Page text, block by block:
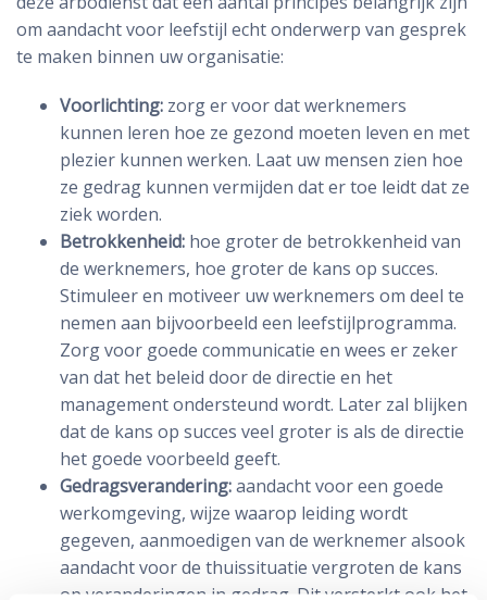
om aandacht voor leefstijl echt onderwerp van gesprek
te maken binnen uw organisatie:
Voorlichting: zorg er voor dat werknemers
kunnen leren hoe ze gezond moeten leven en met
plezier kunnen werken. Laat uw mensen zien hoe
ze gedrag kunnen vermijden dat er toe leidt dat ze
ziek worden.
Betrokkenheid: hoe groter de betrokkenheid van
de werknemers, hoe groter de kans op succes.
Stimuleer en motiveer uw werknemers om deel te
nemen aan bijvoorbeeld een leefstijlprogramma.
Zorg voor goede communicatie en wees er zeker
van dat het beleid door de directie en het
management ondersteund wordt. Later zal blijken
dat de kans op succes veel groter is als de directie
het goede voorbeeld geeft.
Gedragsverandering:aandacht voor een goede
werkomgeving, wijze waarop leiding wordt
gegeven, aanmoedigen van de werknemer alsook
aandacht voor de thuissituatie vergroten de kans
op veranderingen in gedrag. Dit versterkt ook het